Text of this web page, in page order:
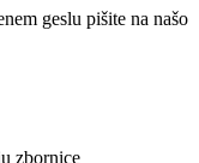
geslu pišite na našo
zbornice